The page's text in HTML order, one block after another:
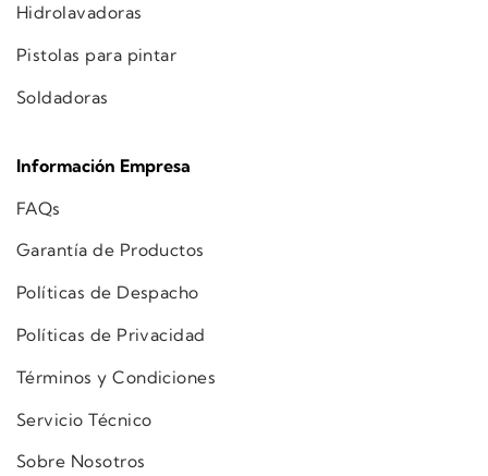
Hidrolavadoras
Pistolas para pintar
Soldadoras
Información Empresa
FAQs
Garantía de Productos
Políticas de Despacho
Políticas de Privacidad
Términos y Condiciones
Servicio Técnico
Sobre Nosotros